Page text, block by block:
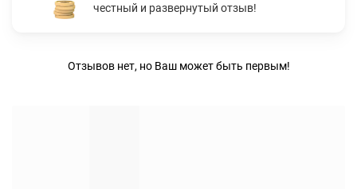
честный и развернутый отзыв!
Отзывов нет, но Ваш может быть первым!